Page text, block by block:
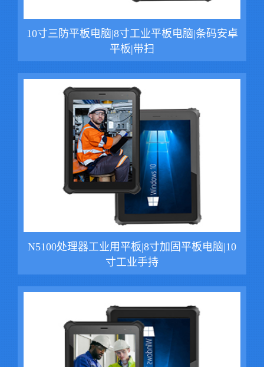
10寸三防平板电脑|8寸工业平板电脑|条码安卓
平板|带扫
N5100处理器工业用平板|8寸加固平板电脑|10
寸工业手持